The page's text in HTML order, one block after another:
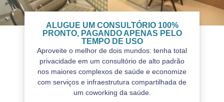
ALUGUE UM CONSULTÓRIO 100%
PRONTO, PAGANDO APENAS PELO
TEMPO DE USO
Aproveite o melhor de dois mundos: tenha total
privacidade em um consultório de alto padrão
nos maiores complexos de saúde e economize
com serviços e infraestrutura compartilhada de
um coworking da saúde.